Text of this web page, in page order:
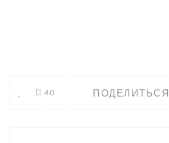
ПОДЕЛИТЬСЯ
40